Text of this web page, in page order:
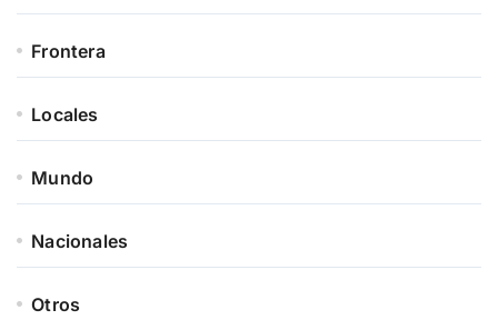
Frontera
Locales
Mundo
Nacionales
Otros